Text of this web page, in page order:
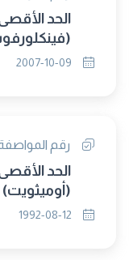
الحد
رقم المواصفة 2225 /
الحد
(أوميثويت)